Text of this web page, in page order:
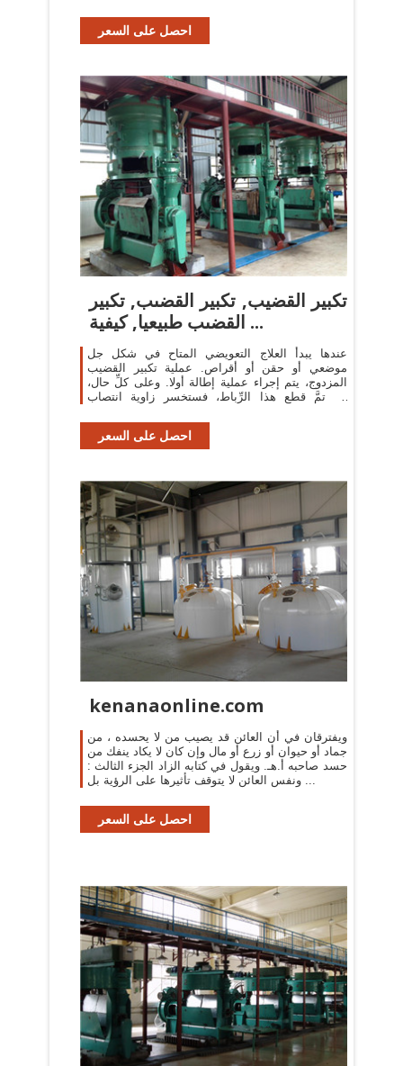
احصل على السعر
تكبير القضيب, تكبير القضىب, تكبير
القضىب طبيعيا, كيفية ...
عندها يبدأ العلاج التعويضي المتاح في شكل جل
موضعي أو حقن أو أقراص. عملية تكبير القضيب
المزدوج، يتم إجراء عملية إطالة أولا. وعلى كلِّ حال،
إن تمَّ قطع هذا الرِّباط، فستخسر زاوية انتصاب
احصل على السعر
kenanaonline.com
ويفترقان في أن العائن قد يصيب من لا يحسده ، من
جماد أو حيوان أو زرع أو مال وإن كان لا يكاد ينفك من
حسد صاحبه أ.هـ. ويقول في كتابه الزاد الجزء الثالث :
ونفس العائن لا يتوقف تأثيرها على الرؤية بل ...
احصل على السعر